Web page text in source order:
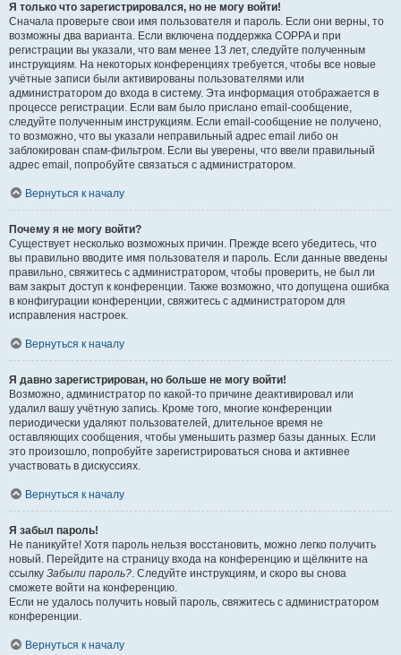
Я только что зарегистрировался, но не могу войти!
Сначала проверьте свои имя пользователя и пароль. Если они верны, то
возможны два варианта. Если включена поддержка COPPA и при
регистрации вы указали, что вам менее 13 лет, следуйте полученным
инструкциям. На некоторых конференциях требуется, чтобы все новые
учётные записи были активированы пользователями или
администратором до входа в систему. Эта информация отображается в
процессе регистрации. Если вам было прислано email-сообщение,
следуйте полученным инструкциям. Если email-сообщение не получено,
то возможно, что вы указали неправильный адрес email либо он
заблокирован спам-фильтром. Если вы уверены, что ввели правильный
адрес email, попробуйте связаться с администратором.
Вернуться к началу
Почему я не могу войти?
Существует несколько возможных причин. Прежде всего убедитесь, что
вы правильно вводите имя пользователя и пароль. Если данные введены
правильно, свяжитесь с администратором, чтобы проверить, не был ли
вам закрыт доступ к конференции. Также возможно, что допущена ошибка
в конфигурации конференции, свяжитесь с администратором для
исправления настроек.
Вернуться к началу
Я давно зарегистрирован, но больше не могу войти!
Возможно, администратор по какой-то причине деактивировал или
удалил вашу учётную запись. Кроме того, многие конференции
периодически удаляют пользователей, длительное время не
оставляющих сообщения, чтобы уменьшить размер базы данных. Если
это произошло, попробуйте зарегистрироваться снова и активнее
участвовать в дискуссиях.
Вернуться к началу
Я забыл пароль!
Не паникуйте! Хотя пароль нельзя восстановить, можно легко получить
новый. Перейдите на страницу входа на конференцию и щёлкните на
ссылку Забыли пароль?. Следуйте инструкциям, и скоро вы снова
сможете войти на конференцию.
Если не удалось получить новый пароль, свяжитесь с администратором
конференции.
Вернуться к началу